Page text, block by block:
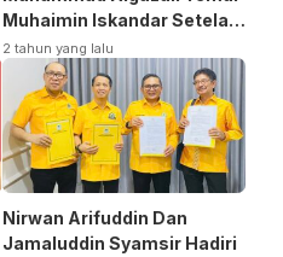
Muhaimin Iskandar Setela
Ambil Formulir Bakal Calon
Bupati ke PKB
2 tahun yang lalu
Nirwan Arifuddin Dan
Jamaluddin Syamsir Hadiri